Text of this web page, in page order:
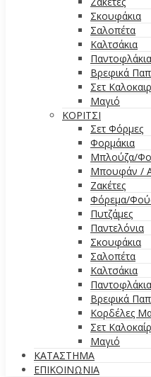
Σκουφάκια
Σαλοπέτα
Καλτσάκια
Παντοφλάκια
Βρεφικά
Σετ
Μαγιό
ΚΟΡΙΤΣΙ
Σετ Φόρμες
Φορμάκια
Μπλούζα/
Μπουφάν /
Ζακέτες
Φόρεμα/
Πυτζάμες
Παντελόνια
Σκουφάκια
Σαλοπέτα
Καλτσάκια
Παντοφλάκια
Βρεφικά
Κορδέλες
Σετ
Μαγιό
ΚΑΤΑΣΤΗΜΑ
ΕΠΙΚΟΙΝΩΝΙΑ